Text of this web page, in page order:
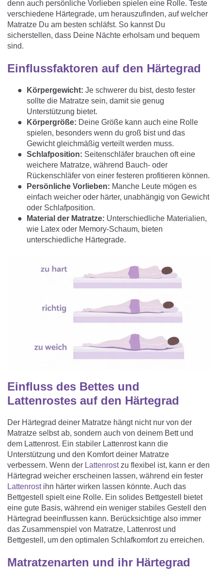
denn auch persönliche Vorlieben spielen eine Rolle. Teste
verschiedene Härtegrade, um herauszufinden, auf welcher
Matratze Du am besten schläfst. So kannst Du
sicherstellen, dass Deine Nächte erholsam und bequem
sind.
Einflussfaktoren auf den Härtegrad
Körpergewicht: Je schwerer du bist, desto fester
sollte die Matratze sein, damit sie genug
Unterstützung bietet.
Körpergröße: Deine Größe kann auch eine Rolle
spielen, besonders wenn du groß bist und das
Gewicht gleichmäßig verteilt werden muss.
Schlafposition: Seitenschläfer brauchen oft eine
weichere Matratze, während Bauch- oder
Rückenschläfer von einer festeren profitieren können.
Persönliche Vorlieben: Manche Leute mögen es
einfach weicher oder härter, unabhängig von Gewicht
oder Schlafposition.
Material der Matratze: Unterschiedliche Materialien,
wie Latex oder Memory-Schaum, bieten
unterschiedliche Härtegrade.
Einfluss des Bettes und
Lattenrostes auf den Härtegrad
Der Härtegrad deiner Matratze hängt nicht nur von der
Matratze selbst ab, sondern auch von deinem Bett und
dem Lattenrost. Ein stabiler Lattenrost kann die
Unterstützung und den Komfort deiner Matratze
verbessern. Wenn der Lattenrostzu flexibel ist, kann er den
Härtegrad weicher erscheinen lassen, während ein fester
Lattenrostihn härter wirken lassen könnte. Auch das
Bettgestell spielt eine Rolle. Ein solides Bettgestell bietet
eine gute Basis, während ein weniger stabiles Gestell den
Härtegrad beeinflussen kann. Berücksichtige also immer
das Zusammenspiel von Matratze, Lattenrost und
Bettgestell, um den optimalen Schlafkomfort zu erreichen.
Matratzenarten und ihr Härtegrad